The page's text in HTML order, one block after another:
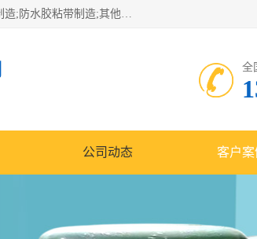
经营范围包括防水嵌缝密封条（带）制造;合成橡胶制造（监控化学品、危险化学品除外）;沥青混合物制造;防水胶粘带制造;其他合成材料制造（监控化学品、危险化学品除外）;涂料制造（监控化学品、危险化学品除外）;建筑结构防水补漏;防水建筑材料制造;粘合剂制造（监控化学品、危险化学品除外）;涂料零售;广州新力防水材料有限公司具有1处分支机构。
全
公司动态 客户案